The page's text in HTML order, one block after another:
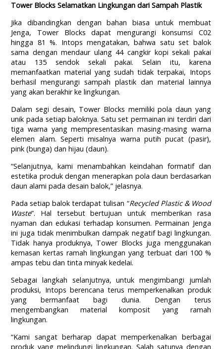
Tower Blocks Selamatkan Lingkungan dari Sampah Plastik
Jika dibandingkan dengan bahan biasa untuk membuat
Jenga, Tower Blocks dapat mengurangi konsumsi C02
hingga 81 %. Intops mengatakan, bahwa satu set balok
sama dengan mendaur ulang 44 cangkir kopi sekali pakai
atau 135 sendok sekali pakai. Selain itu, karena
memanfaatkan material yang sudah tidak terpakai, Intops
berhasil mengurangi sampah plastik dan material lainnya
yang akan berakhir ke lingkungan.
Dalam segi desain, Tower Blocks memiliki pola daun yang
unik pada setiap baloknya. Satu set permainan ini terdiri dari
tiga warna yang mempresentasikan masing-masing warna
elemen alam. Seperti misalnya warna putih pucat (pasir),
pink (bunga) dan hijau (daun).
“Selanjutnya, kami menambahkan keindahan formatif dan
estetika produk dengan menerapkan pola daun berdasarkan
daun alami pada desain balok,” jelasnya.
Pada setiap balok terdapat tulisan “Recycled Plastic & Wood
Waste”. Hal tersebut bertujuan untuk memberikan rasa
nyaman dan edukasi terhadap konsumen. Permainan Jenga
ini juga tidak menimbulkan dampak negatif bagi lingkungan.
Tidak hanya produknya, Tower Blocks juga menggunakan
kemasan kertas ramah lingkungan yang terbuat dari 100 %
ampas tebu dan tinta minyak kedelai.
Sebagai langkah selanjutnya, untuk mengimbangi jumlah
produksi, Intops berencana terus memperkenalkan produk
yang bermanfaat bagi dunia. Dengan terus
mengembangkan material komposit yang ramah
lingkungan.
“Kami sangat berharap dapat memperkenalkan berbagai
produk yang melindungi lingkungan. Salah satunya dengan